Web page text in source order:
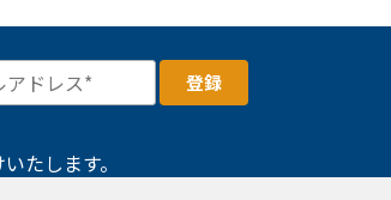
たします。